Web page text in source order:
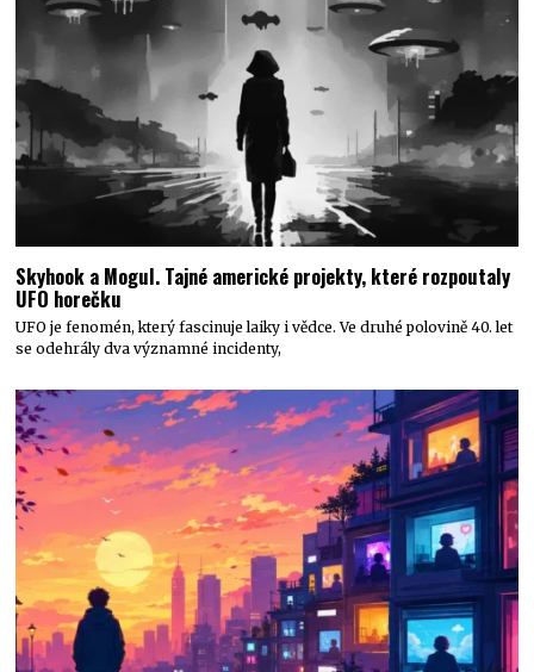
Skyhook a Mogul. Tajné americké projekty, které rozpoutaly
UFO horečku
UFO je fenomén, který fascinuje laiky i vědce. Ve druhé polovině 40. let
se odehrály dva významné incidenty,